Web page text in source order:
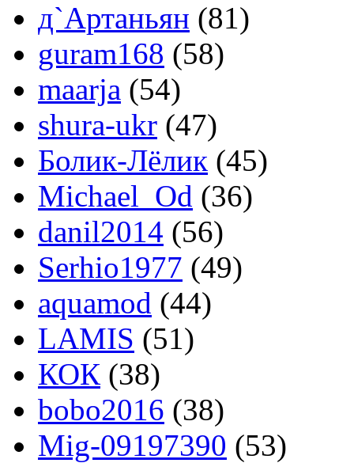
д`Артаньян (81)
guram168 (58)
maarja (54)
shura-ukr (47)
Болик-Лёлик (45)
Michael_Od (36)
danil2014 (56)
Serhio1977 (49)
aquamod (44)
LAMIS (51)
КОК (38)
bobo2016 (38)
Mig-09197390 (53)